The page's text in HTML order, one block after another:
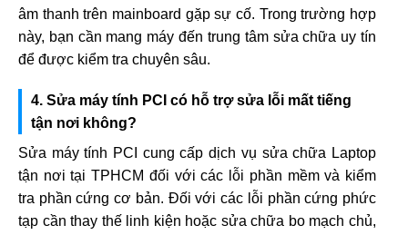
âm thanh trên mainboard gặp sự cố. Trong trường hợp
này, bạn cần mang máy đến trung tâm sửa chữa uy tín
để được kiểm tra chuyên sâu.
4. Sửa máy tính PCI có hỗ trợ sửa lỗi mất tiếng
tận nơi không?
Sửa máy tính PCI cung cấp dịch vụ sửa chữa Laptop
tận nơi tại TPHCM đối với các lỗi phần mềm và kiểm
tra phần cứng cơ bản. Đối với các lỗi phần cứng phức
tạp cần thay thế linh kiện hoặc sửa chữa bo mạch chủ,